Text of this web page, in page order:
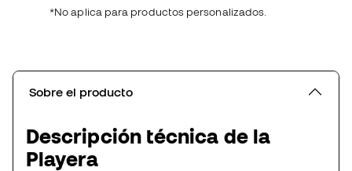
*No aplica para productos personalizados.
Sobre el producto
Descripción técnica de la
Playera